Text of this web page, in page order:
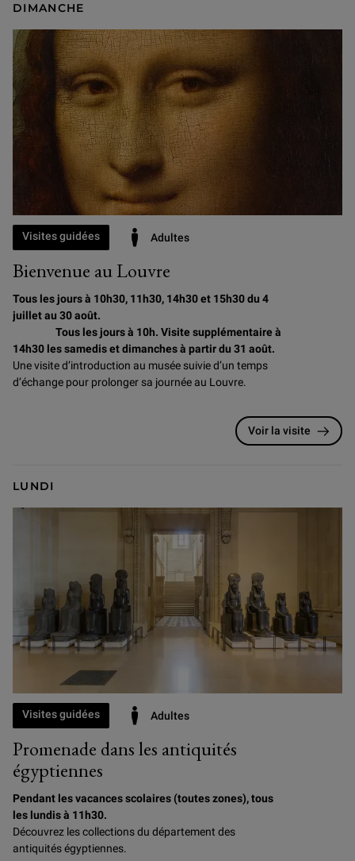
DIMANCHE
Bienvenue au Louvre
Visites guidées Adultes
Tous les jours à 10h30, 11h30, 14h30 et 15h30 du 4
juillet au 30 août.
Tous les jours à 10h. Visite supplémentaire à
14h30 les samedis et dimanches à partir du 31 août.
Une visite d’introduction au musée suivie d’un temps
d’échange pour prolonger sa journée au Louvre.
Voir la visite
LUNDI
Promenade dans les antiquités
égyptiennes
Visites guidées Adultes
Pendant les vacances scolaires (toutes zones), tous
les lundis à 11h30.
Découvrez les collections du département des
antiquités égyptiennes.